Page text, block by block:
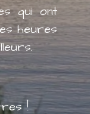
qui ont
heures
!